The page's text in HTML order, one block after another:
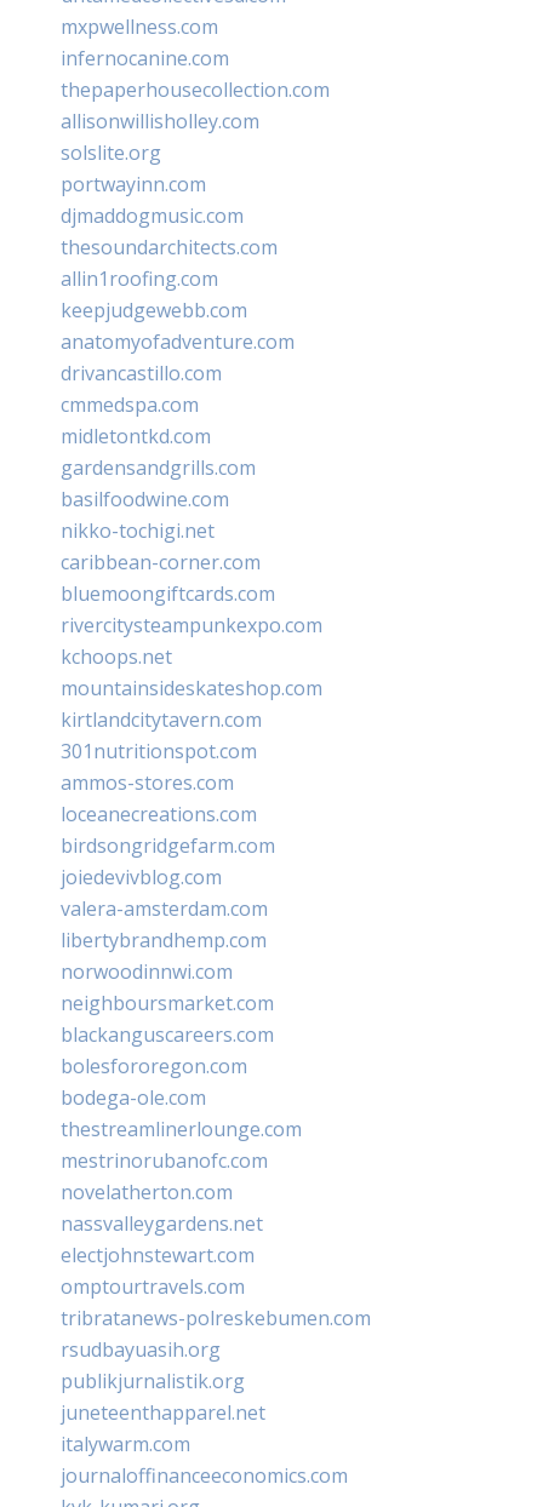
mxpwellness.com
infernocanine.com
thepaperhousecollection.com
allisonwillisholley.com
solslite.org
portwayinn.com
djmaddogmusic.com
thesoundarchitects.com
allin1roofing.com
keepjudgewebb.com
anatomyofadventure.com
drivancastillo.com
cmmedspa.com
midletontkd.com
gardensandgrills.com
basilfoodwine.com
nikko-tochigi.net
caribbean-corner.com
bluemoongiftcards.com
rivercitysteampunkexpo.com
kchoops.net
mountainsideskateshop.com
kirtlandcitytavern.com
301nutritionspot.com
ammos-stores.com
loceanecreations.com
birdsongridgefarm.com
joiedevivblog.com
valera-amsterdam.com
libertybrandhemp.com
norwoodinnwi.com
neighboursmarket.com
blackanguscareers.com
bolesfororegon.com
bodega-ole.com
thestreamlinerlounge.com
mestrinorubanofc.com
novelatherton.com
nassvalleygardens.net
electjohnstewart.com
omptourtravels.com
tribratanews-polreskebumen.com
rsudbayuasih.org
publikjurnalistik.org
juneteenthapparel.net
italywarm.com
journaloffinanceeconomics.com